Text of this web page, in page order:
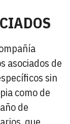
asociados de
sin
como de
de